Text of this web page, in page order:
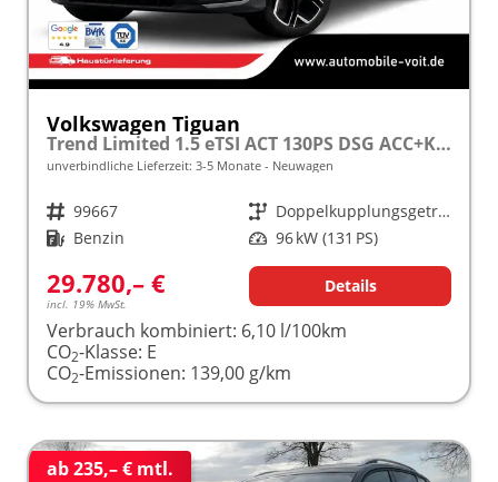
Volkswagen Tiguan
Trend Limited 1.5 eTSI ACT 130PS DSG ACC+KAMERA+APP+KLIMA+LED+17" LM frei konfigurierbar!
unverbindliche Lieferzeit: 3-5 Monate Neuwagen
Fahrzeugnr. 99667 Getriebe
Doppelkupplungsgetriebe (DSG)
Kraftstoff Benzin Leistung 96 kW (131 PS)
29.780,– €
incl. 19% MwSt.
Details
Verbrauch kombiniert: 6,10 l/100km
CO2-Klasse: E
CO2-Emissionen: 139,00 g/km
ab 235,– € mtl.